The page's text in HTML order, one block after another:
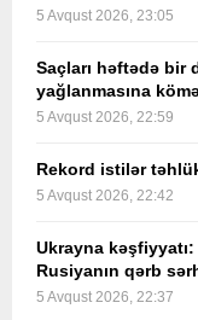
5 Avqust 2026, 23:05
Saçları həftədə bir
yağlanmasına
5 Avqust 2026, 22:59
Rekord istilər
5 Avqust 2026, 22:42
Ukrayna
Rusiyanın qərb
5 Avqust 2026, 22:37